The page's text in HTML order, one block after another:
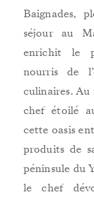
Baignades,
séjour au
enrichit le
nourris de
culinaires.
chef étoilé
cette oasis
produits de
péninsule du
le chef